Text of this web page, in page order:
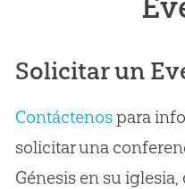
Solicitar un
Contáctenospara
solicitar una
Génesis en su iglesia,